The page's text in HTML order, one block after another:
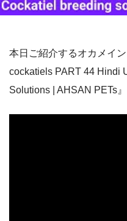
本日ご紹介するオカメイ
cockatiels PART 44 Hindi
Solutions | AHSAN PETs